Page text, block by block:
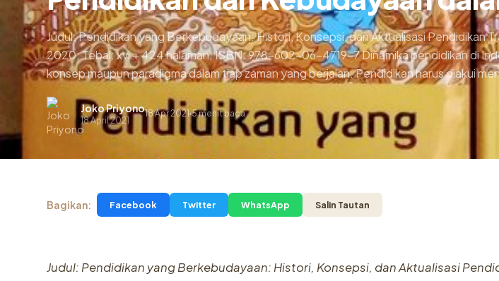
Judul: Pendidikan yang Berkebudayaan: Histori, Konsepsi, dan Aktualisasi
2020; Tebal: xvi + 424 halaman; ISBN: 978-602-06-4719-7 Dinamika pendidikan di
konsep maupun paradigma dalam tiap zaman yang berjalan. Pendidikan harus diakui
Joko Priyono
18 April 2021
18 Apr 2021.5 menit baca
Bagikan: Facebook Twitter WhatsApp Salin Tautan
Judul: Pendidikan yang Berkebudayaan: Histori, Konsepsi, dan Aktualisasi